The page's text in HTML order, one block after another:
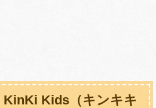
KinKi Kids（キンキキ